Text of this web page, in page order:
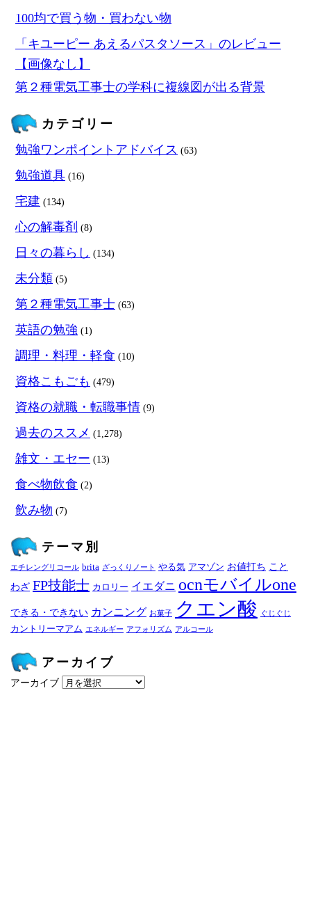
100均で買う物・買わない物
「キユーピー あえるパスタソース」のレビュー
【画像なし】
第２種電気工事士の学科に複線図が出る背景
カテゴリー
勉強ワンポイントアドバイス (63)
勉強道具 (16)
宅建 (134)
心の解毒剤 (8)
日々の暮らし (134)
未分類 (5)
第２種電気工事士 (63)
英語の勉強 (1)
調理・料理・軽食 (10)
資格こもごも (479)
資格の就職・転職事情 (9)
過去のススメ (1,278)
雑文・エセー (13)
食べ物飲食 (2)
飲み物 (7)
テーマ別
エチレングリコール brita ざっくりノート やる気 アマゾン お値打ち こと
わざ FP技能士 カロリー イエダニ ocnモバイルone
できる・できない カンニング お菓子 クエン酸 ぐじぐじ
カントリーマアム エネルギー アフォリズム アルコール
アーカイブ
アーカイブ